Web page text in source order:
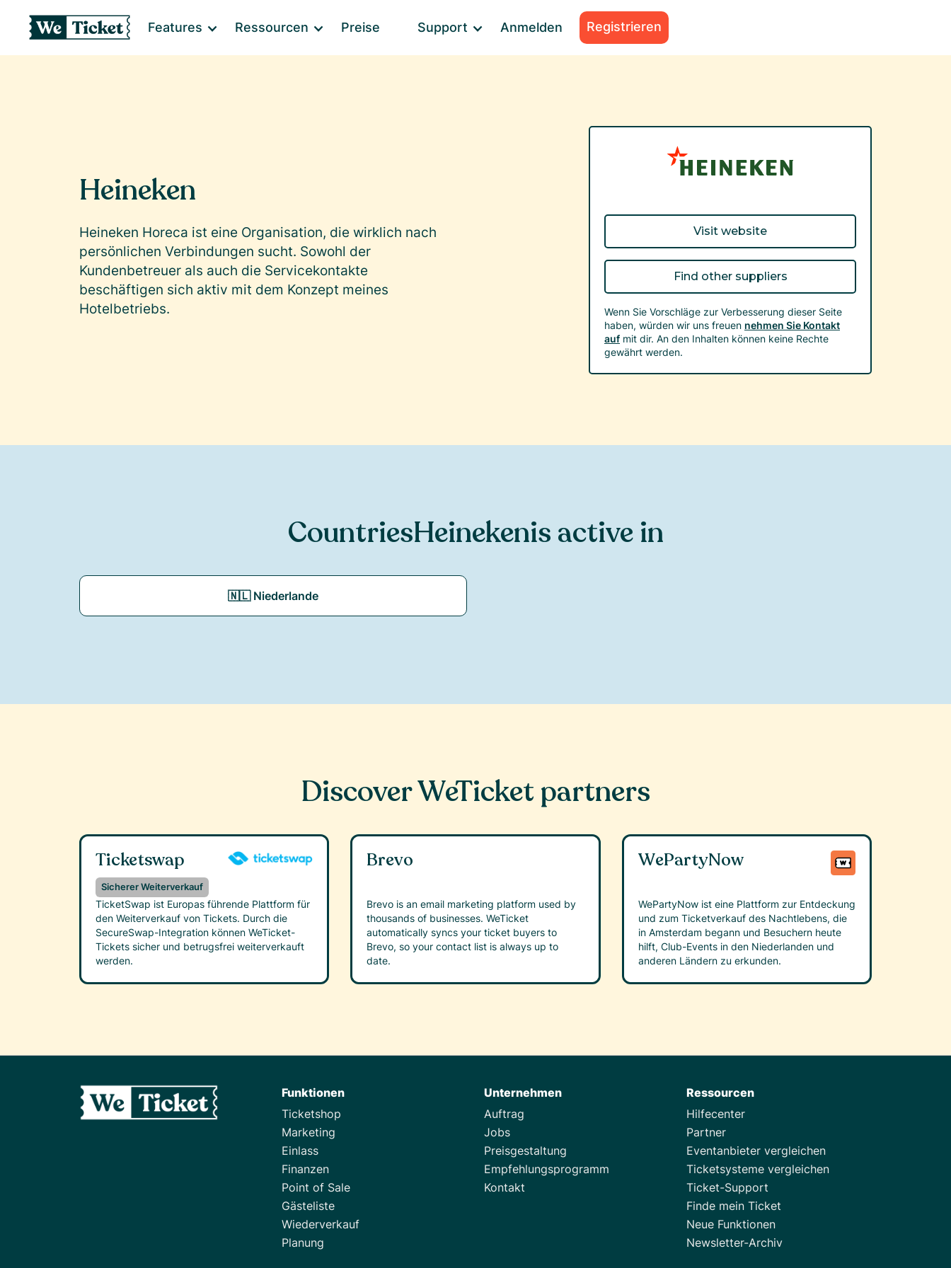
Features Ressourcen Preise Support Anmelden Registrieren
Heineken
Heineken Horeca ist eine Organisation, die wirklich nach
persönlichen Verbindungen sucht. Sowohl der
Kundenbetreuer als auch die Servicekontakte
beschäftigen sich aktiv mit dem Konzept meines
Hotelbetriebs.
Visit website
Find other suppliers
Wenn Sie Vorschläge zur Verbesserung dieser Seite
haben, würden wir uns freuen nehmen Sie Kontakt
auf mit dir. An den Inhalten können keine Rechte
gewährt werden.
CountriesHeinekenis active in
🇳🇱 Niederlande
Discover WeTicket partners
Ticketswap
Sicherer Weiterverkauf
TicketSwap ist Europas führende Plattform für
den Weiterverkauf von Tickets. Durch die
SecureSwap-Integration können WeTicket-
Tickets sicher und betrugsfrei weiterverkauft
werden.
Brevo
Brevo is an email marketing platform used by
thousands of businesses. WeTicket
automatically syncs your ticket buyers to
Brevo, so your contact list is always up to
date.
WePartyNow
WePartyNow ist eine Plattform zur Entdeckung
und zum Ticketverkauf des Nachtlebens, die
in Amsterdam begann und Besuchern heute
hilft, Club-Events in den Niederlanden und
anderen Ländern zu erkunden.
Funktionen
Ticketshop
Marketing
Einlass
Finanzen
Point of Sale
Gästeliste
Wiederverkauf
Planung
Unternehmen
Auftrag
Jobs
Preisgestaltung
Empfehlungsprogramm
Kontakt
Ressourcen
Hilfecenter
Partner
Eventanbieter vergleichen
Ticketsysteme vergleichen
Ticket-Support
Finde mein Ticket
Neue Funktionen
Newsletter-Archiv